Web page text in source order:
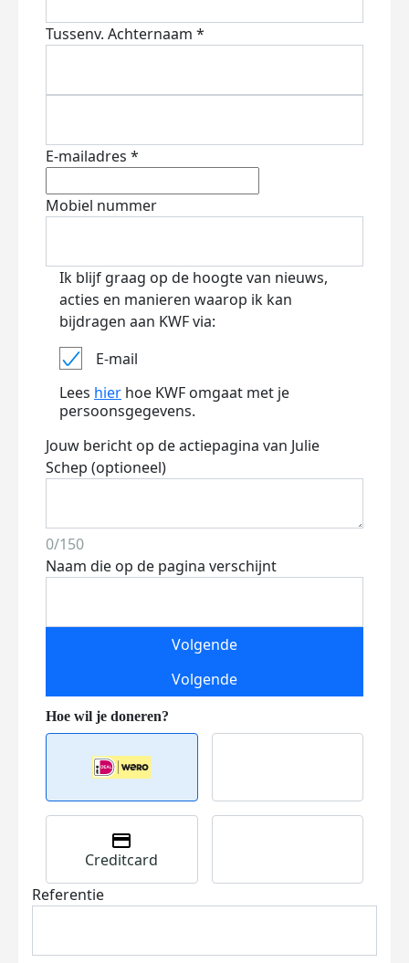
Tussenv. Achternaam *
E-mailadres *
Mobiel nummer
Ik blijf graag op de hoogte van nieuws,
acties en manieren waarop ik kan
bijdragen aan KWF via:
E-mail
Lees hier hoe KWF omgaat met je
persoonsgegevens.
Jouw bericht op de actiepagina van Julie
Schep (optioneel)
0/150
Naam die op de pagina verschijnt
Volgende
Volgende
Creditcard
Referentie